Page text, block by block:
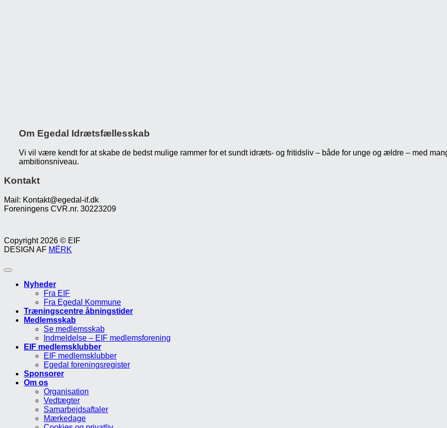
Om Egedal Idrætsfællesskab
Vi vil være kendt for at skabe de bedst mulige rammer for et sundt idræts- og fritidsliv – både for unge og ældre – med
ambitionsniveau.
Kontakt
Mail: Kontakt@egedal-if.dk
Foreningens CVR.nr. 30223209
Copyright 2026 © EIF
DESIGN AF MËRK
Nyheder
Fra EIF
Fra Egedal Kommune
Træningscentre åbningstider
Medlemsskab
Se medlemsskab
Indmeldelse – EIF medlemsforening
EIF medlemsklubber
EIF medlemsklubber
Egedal foreningsregister
Sponsorer
Om os
Organisation
Vedtægter
Samarbejdsaftaler
Mærkedage